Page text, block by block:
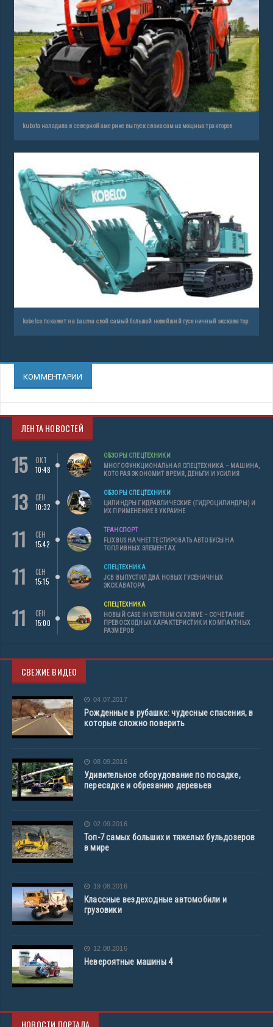
kubota наладила в северной америке выпуск своих самых мощных тракторов
kobelco покажет на bauma свой самый большой новейший гусеничный экскаватор
КОММЕНТАРИИ
ЛЕНТА НОВОСТЕЙ
15
ОКТ
10:48
ОБЗОРЫ СПЕЦТЕХНИКИ
МНОГОФУНКЦИОНАЛЬНАЯ СПЕЦТЕХНИКА – МАШИНА,
КОТОРАЯ ЭКОНОМИТ ВРЕМЯ, ДЕНЬГИ И УСИЛИЯ
13
СЕН
10:32
ОБЗОРЫ СПЕЦТЕХНИКИ
ЦИЛИНДРЫ ГИДРАВЛИЧЕСКИЕ (ГИДРОЦИЛИНДРЫ) И
ИХ ПРИМЕНЕНИЕ В УКРАИНЕ
11
СЕН
15:42
ТРАНСПОРТ
FLIXBUS НАЧНЕТ ТЕСТИРОВАТЬ АВТОБУСЫ НА
ТОПЛИВНЫХ ЭЛЕМЕНТАХ
11
СЕН
15:15
СПЕЦТЕХНИКА
JCB ВЫПУСТИЛ ДВА НОВЫХ ГУСЕНИЧНЫХ
ЭКСКАВАТОРА
11
СЕН
15:00
СПЕЦТЕХНИКА
НОВЫЙ CASE IH VESTRUM CVXDRIVE – СОЧЕТАНИЕ
ПРЕВОСХОДНЫХ ХАРАКТЕРИСТИК И КОМПАКТНЫХ
РАЗМЕРОВ
СВЕЖИЕ ВИДЕО
04.07.2017
Рожденные в рубашке: чудесные спасения, в
которые сложно поверить
08.09.2016
Удивительное оборудование по посадке,
пересадке и обрезанию деревьев
02.09.2016
Топ-7 самых больших и тяжелых бульдозеров
в мире
19.08.2016
Классные вездеходные автомобили и
грузовики
12.08.2016
Невероятные машины 4
НОВОСТИ ПОРТАЛА